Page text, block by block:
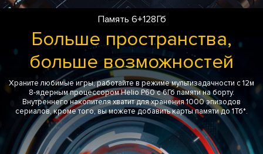
Память 6+128Гб
Больше пространства,
больше возможностей
Храните любимые игры, работайте в режиме мультизадачности с 12м
8-ядерным процессором Helio P60 с 6Гб памяти на борту.
Внутреннего накопителя хватит для хранения 1000 эпизодов
сериалов, кроме того, вы можете добавить карты памяти до 1Тб*.